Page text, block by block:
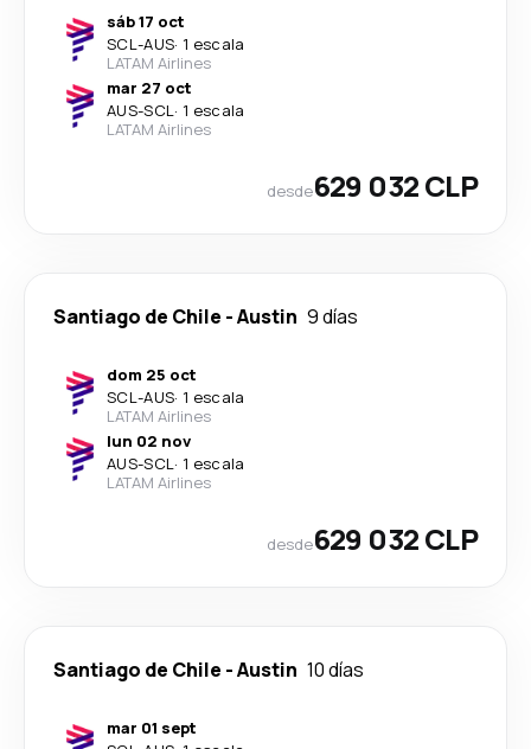
sáb 17 oct
SCL-AUS· 1 escala
LATAM Airlines
mar 27 oct
AUS-SCL· 1 escala
LATAM Airlines
desde629 032 CLP
Santiago de Chile -Austin 9 días
dom 25 oct
SCL-AUS· 1 escala
LATAM Airlines
lun 02 nov
AUS-SCL· 1 escala
LATAM Airlines
desde629 032 CLP
Santiago de Chile -Austin 10 días
mar 01 sept